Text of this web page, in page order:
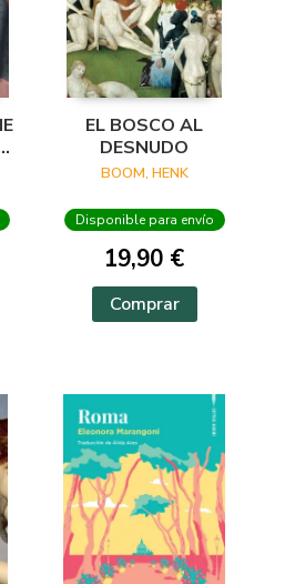
EL BOSCO AL
DESNUDO
BOOM, HENK
Disponible para envío
19,90 €
Comprar